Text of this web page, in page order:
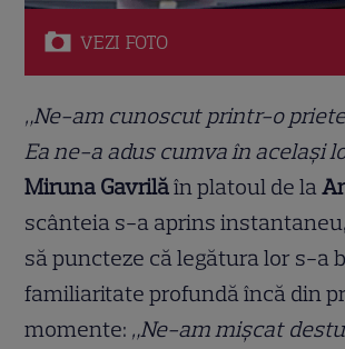
VEZI FOTO
„Ne-am cunoscut printr-o
Ea ne-a adus cumva în același
Miruna Gavrilăîn platoul de la
scânteia s-a aprins
să puncteze că legătura lor s-a
familiaritate profundă încă din
momente: „Ne-am mișcat